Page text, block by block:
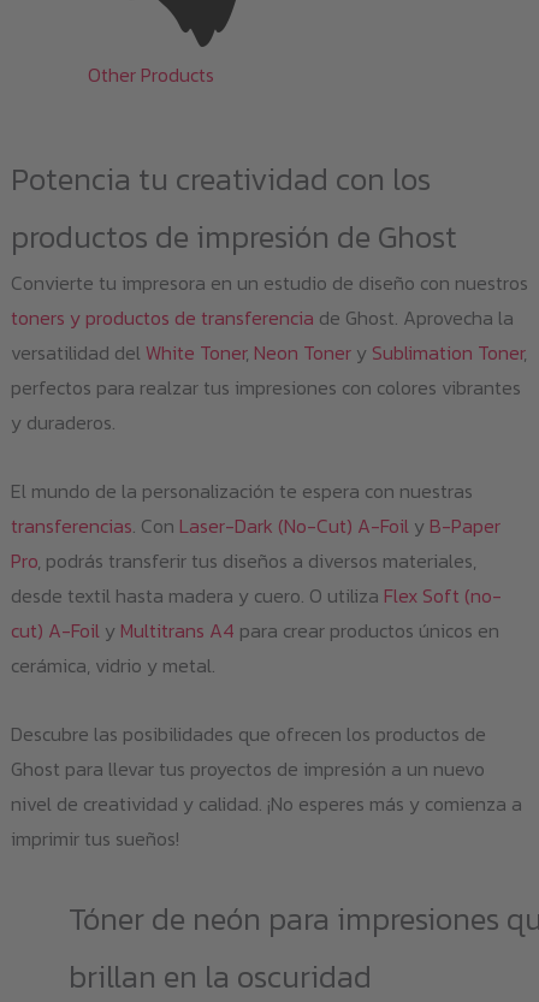
Other Products
Potencia tu creatividad con los
productos de impresión de Ghost
Convierte tu impresora en un estudio de diseño con nuestros
toners y productos de transferencia de Ghost. Aprovecha la
versatilidad del White Toner, Neon Tonery Sublimation Toner,
perfectos para realzar tus impresiones con colores vibrantes
y duraderos.
El mundo de la personalización te espera con nuestras
transferencias. Con Laser-Dark (No-Cut) A-Foily B-Paper
Pro, podrás transferir tus diseños a diversos materiales,
desde textil hasta madera y cuero. O utiliza Flex Soft (no-
cut) A-Foily Multitrans A4 para crear productos únicos en
cerámica, vidrio y metal.
Descubre las posibilidades que ofrecen los productos de
Ghost para llevar tus proyectos de impresión a un nuevo
nivel de creatividad y calidad. ¡No esperes más y comienza a
imprimir tus sueños!
Tóner de neón para impresiones
brillan en la oscuridad